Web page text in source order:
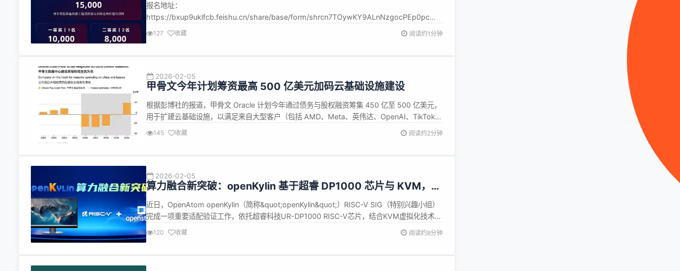
报名地址：
https://bxup9uklfcb.feishu.cn/share/base/form/shrcn7TOywKY9ALnNzgocPEp0pc
hare/base/form/shrcn7TOywKY9ALnNzgocPEp0pc 赛事官网：MoonBit QQ咨询群：
127 收藏 阅读约1分钟
2026-02-05
甲骨文今年计划筹资最高 500 亿美元加码云基础设施建设
根据彭博社的报道，甲骨文 Oracle 计划今年通过债务与股权融资筹集 450 亿至 500 亿美元，
用于扩建云基础设施，以满足来自大型客户（包括 AMD、Meta、英伟达、OpenAI、TikTok
与 xAI 等）的已签约算力需求。 公司表示，此轮融资规模反映了在 AI 推动下云计算基础设施
145 收藏 阅读约2分钟
2026-02-05
算力融合新突破：openKylin 基于超睿 DP1000 芯片与 KVM，将
OpenStack 全栈移植 RISC-V 平台
近日，OpenAtom openKylin（简称&quot;openKylin&quot;）RISC-V SIG（特别兴趣小组）
完成一项重要适配验证工作，依托超睿科技UR-DP1000 RISC-V芯片，结合KVM虚拟化技术，
成功将开源云计算管理平台OpenStack完整移植至RISC-V架构。此次适配仅完成基础运行验
120 收藏 阅读约8分钟